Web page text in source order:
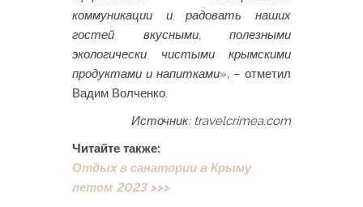
коммуникации и радовать наших
гостей вкусными, полезными
экологически чистыми крымскими
продуктами и напитками», – отметил
Вадим Волченко.
Источник: travelcrimea.com
Читайте также:
Отдых в санатории в Крыму
летом 2023 >>>